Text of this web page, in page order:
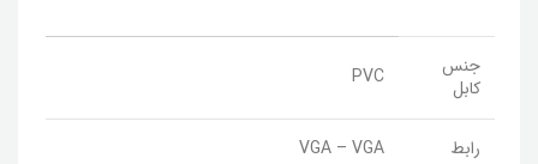
جنس
کابل
PVC
رابط VGA – VGA